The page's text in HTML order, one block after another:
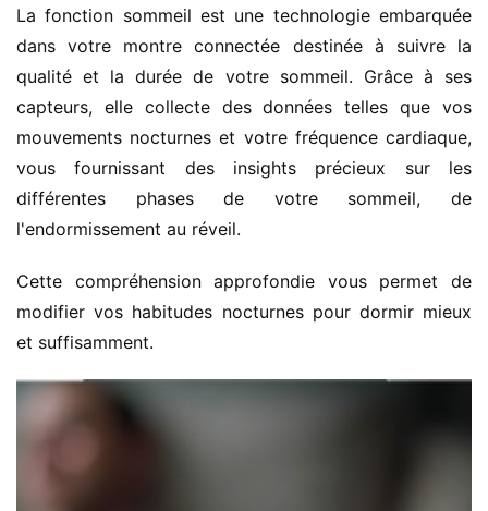
La fonction sommeil est une technologie embarquée
dans votre montre connectée destinée à suivre la
qualité et la durée de votre sommeil. Grâce à ses
capteurs, elle collecte des données telles que vos
mouvements nocturnes et votre fréquence cardiaque,
vous fournissant des insights précieux sur les
différentes phases de votre sommeil, de
l'endormissement au réveil.
Cette compréhension approfondie vous permet de
modifier vos habitudes nocturnes pour dormir mieux
et suffisamment.